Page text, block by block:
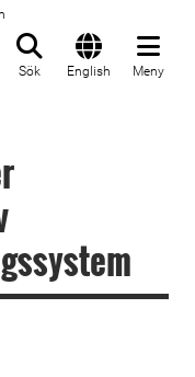
Sök English Meny